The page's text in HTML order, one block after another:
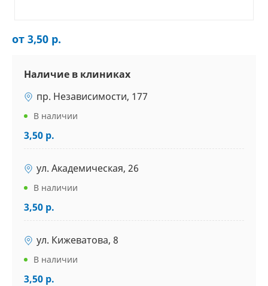
от 3,50 р.
Наличие в клиниках
пр. Независимости, 177
В наличии
3,50 р.
ул. Академическая, 26
В наличии
3,50 р.
ул. Кижеватова, 8
В наличии
3,50 р.